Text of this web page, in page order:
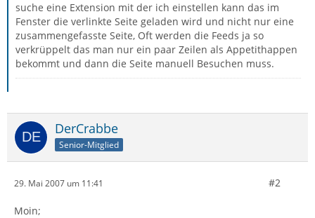
suche eine Extension mit der ich einstellen kann das im
Fenster die verlinkte Seite geladen wird und nicht nur eine
zusammengefasste Seite, Oft werden die Feeds ja so
verkrüppelt das man nur ein paar Zeilen als Appetithappen
bekommt und dann die Seite manuell Besuchen muss.
DerCrabbe
Senior-Mitglied
29. Mai 2007 um 11:41 #2
Moin;